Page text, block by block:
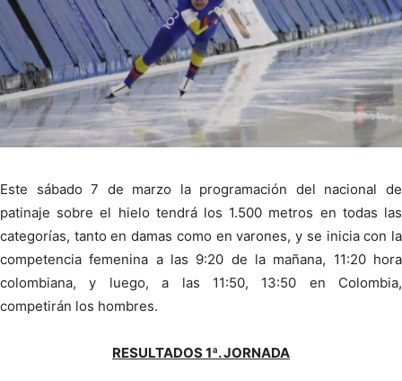
Este sábado 7 de marzo la programación del nacional de
patinaje sobre el hielo tendrá los 1.500 metros en todas las
categorías, tanto en damas como en varones, y se inicia con la
competencia femenina a las 9:20 de la mañana, 11:20 hora
colombiana, y luego, a las 11:50, 13:50 en Colombia,
competirán los hombres.
RESULTADOS 1ª. JORNADA